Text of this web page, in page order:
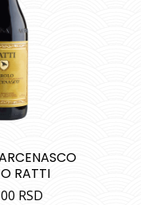
RATTI
RSD